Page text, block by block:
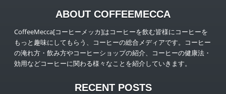
ABOUT COFFEEMECCA
CoffeeMecca[コーヒーメッカ]はコーヒーを飲む皆様にコーヒーを
もっと趣味にしてもらう、コーヒーの総合メディアです。コーヒー
の淹れ方・飲み方やコーヒーショップの紹介、コーヒーの健康法・
効用などコーヒーに関わる様々なことを紹介していきます。
RECENT POSTS